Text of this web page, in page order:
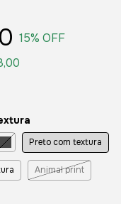
15% OFF
Preto com textura
Animal print